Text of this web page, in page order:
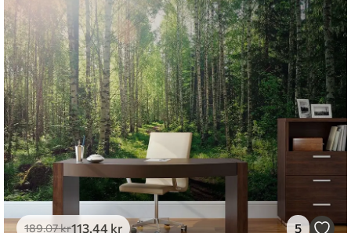
.33269.00kr/m²
and Stick
.67400.00 kr /m²
189.07kr113.44 kr 5